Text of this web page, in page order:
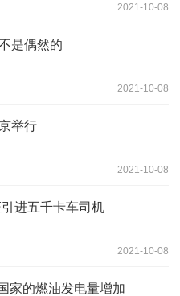
2021-10-08
是偶然的
2021-10-08
举行
2021-10-08
进五千卡车司机
2021-10-08
家的燃油发电量增加